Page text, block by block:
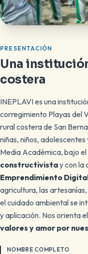
PRESENTACIÓN
Una
costera
INEPLAVI es una
corregimiento Playas del
rural costera de San
niñas, niños,
Media Académica, bajo
constructivistay con la
Emprendimiento
agricultura, las
el cuidado ambiental se
y aplicación. Nos orienta
valores y amor por
NOMBRE COMPLETO